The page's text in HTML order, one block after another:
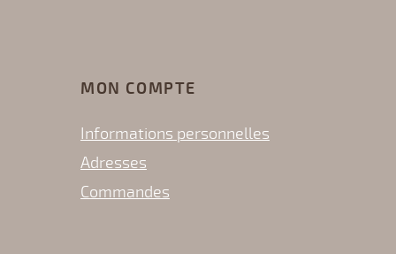
MON COMPTE
Informations personnelles
Adresses
Commandes